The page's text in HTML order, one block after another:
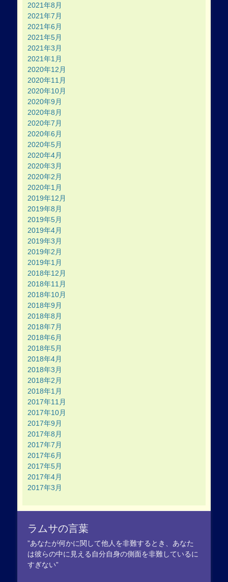
2021年8月
2021年7月
2021年6月
2021年5月
2021年3月
2021年1月
2020年12月
2020年11月
2020年10月
2020年9月
2020年8月
2020年7月
2020年6月
2020年5月
2020年4月
2020年3月
2020年2月
2020年1月
2019年12月
2019年8月
2019年5月
2019年4月
2019年3月
2019年2月
2019年1月
2018年12月
2018年11月
2018年10月
2018年9月
2018年8月
2018年7月
2018年6月
2018年5月
2018年4月
2018年3月
2018年2月
2018年1月
2017年11月
2017年10月
2017年9月
2017年8月
2017年7月
2017年6月
2017年5月
2017年4月
2017年3月
ラムサの言葉
”あなたが何かに関して他人を非難するとき、あなた
は彼らの中に見える自分自身の側面を非難しているに
すぎない”